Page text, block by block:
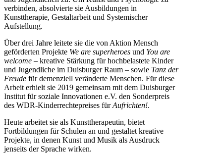
verbinden, absolvierte sie Ausbildungen in
Kunsttherapie, Gestaltarbeit und Systemischer
Aufstellung.
Über drei Jahre leitete sie die von Aktion Mensch
geförderten Projekte We are superheroes und You are
welcome – kreative Stärkung für hochbelastete Kinder
und Jugendliche im Duisburger Raum – sowie Tanz der
Freude für demenziell veränderte Menschen. Für diese
Arbeit erhielt sie 2019 gemeinsam mit dem Duisburger
Institut für soziale Innovationen e.V. den Sonderpreis
des WDR-Kinderrechtepreises fürAufrichten!.
Heute arbeitet sie als Kunsttherapeutin, bietet
Fortbildungen für Schulen an und gestaltet kreative
Projekte, in denen Kunst und Musik als Ausdruck
jenseits der Sprache wirken.